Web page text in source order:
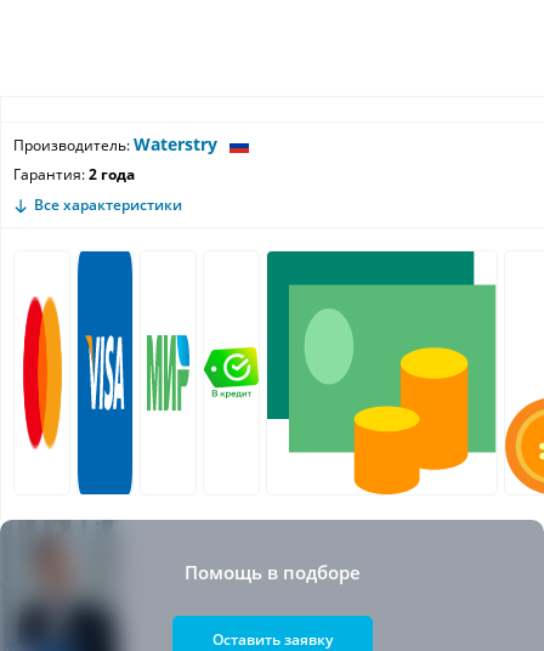
Производитель:Waterstry
Гарантия:2 года
Все характеристики
Помощь в подборе
Оставить заявку